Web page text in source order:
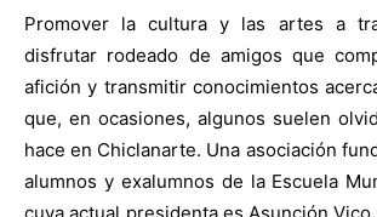
Promover la cultura y las artes a
disfrutar rodeado de amigos que
afición y transmitir conocimientos
que, en ocasiones, algunos suelen
hace en Chiclanarte. Una asociación
alumnos y exalumnos de la Escuela